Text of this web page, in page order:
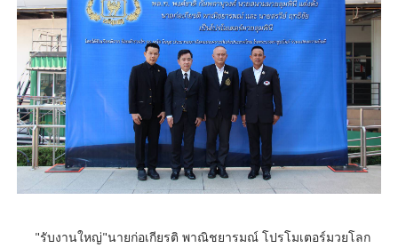
"รับงานใหญ่"นายก่อเกียรติ พาณิชยารมณ์ โปรโมเตอร์มวยโลก